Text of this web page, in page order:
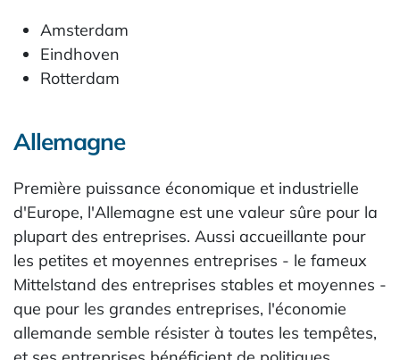
Amsterdam
Eindhoven
Rotterdam
Allemagne
Première puissance économique et industrielle
d'Europe, l'Allemagne est une valeur sûre pour la
plupart des entreprises. Aussi accueillante pour
les petites et moyennes entreprises - le fameux
Mittelstand des entreprises stables et moyennes -
que pour les grandes entreprises, l'économie
allemande semble résister à toutes les tempêtes,